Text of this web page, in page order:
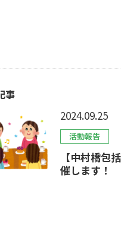
事
2024.09.25
活動報告
【中村橋包
催します！